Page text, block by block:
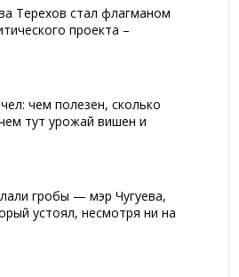
Терехов стал флагманом
проекта –
чем полезен, сколько
тут урожай вишен и
гробы — мэр Чугуева,
устоял, несмотря ни на